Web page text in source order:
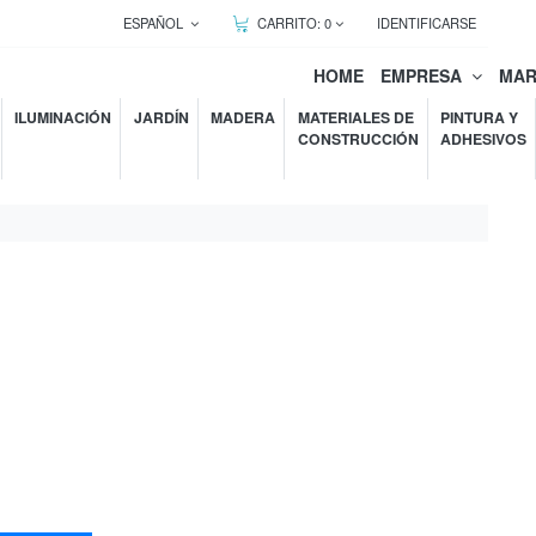
ESPAÑOL CARRITO:0 IDENTIFICARSE
HOME EMPRESA
ILUMINACIÓN JARDÍN MADERA
MATERIALES DE
CONSTRUCCIÓN
PINTURA Y
ADHESIVOS